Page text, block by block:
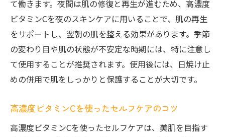
て働きます。夜間は肌の修復と再生が進むため、高濃度
ビタミンCを夜のスキンケアに用いることで、肌の再生
をサポートし、翌朝の肌を整える効果があります。季節
の変わり目や肌の状態が不安定な時期には、特に注意し
て使用することが推奨されます。使用後には、日焼け止
めの併用で肌をしっかりと保護することが大切です。
高濃度ビタミンCを使ったセルフケアのコツ
高濃度ビタミンCを使ったセルフケアは、美肌を目指す